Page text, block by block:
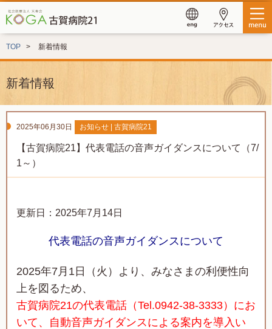
TOP 新着情報
新着情報
2025年06月30日 お知らせ | 古賀病院21
【古賀病院21】代表電話の音声ガイダンスについて（7/
1～）
更新日：2025年7月14日
代表電話の音声ガイダンスについて
2025年7月1日（火）より、 みなさまの利便性向
上を図るため、
古賀病院21の代表電話（Tel.0942-38-3333）にお
いて、自動音声ガイダンスによる案内を導入い